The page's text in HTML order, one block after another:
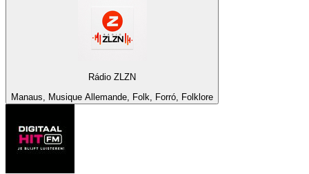
Rádio ZLZN
Manaus, Musique Allemande, Folk, Forró, Folklore